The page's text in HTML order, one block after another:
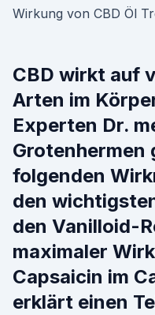
Wirkung von CBD Öl
CBD wirkt auf
Arten im
Experten Dr.
Grotenhermen
folgenden
den
den Vanilloid-
maximaler
Capsaicin im
erklärt einen